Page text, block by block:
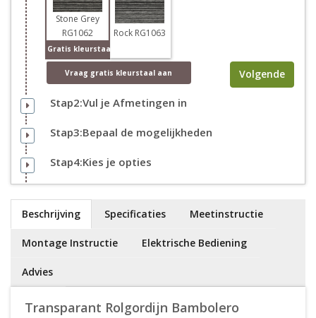
Stone Grey
RG1062
Gratis kleurstaal
Rock RG1063
Vraag gratis kleurstaal aan Volgende
Stap2:Vul je Afmetingen in
Stap3:Bepaal de mogelijkheden
Stap4:Kies je opties
Beschrijving Specificaties Meetinstructie
Montage Instructie Elektrische Bediening
Advies
Transparant Rolgordijn Bambolero